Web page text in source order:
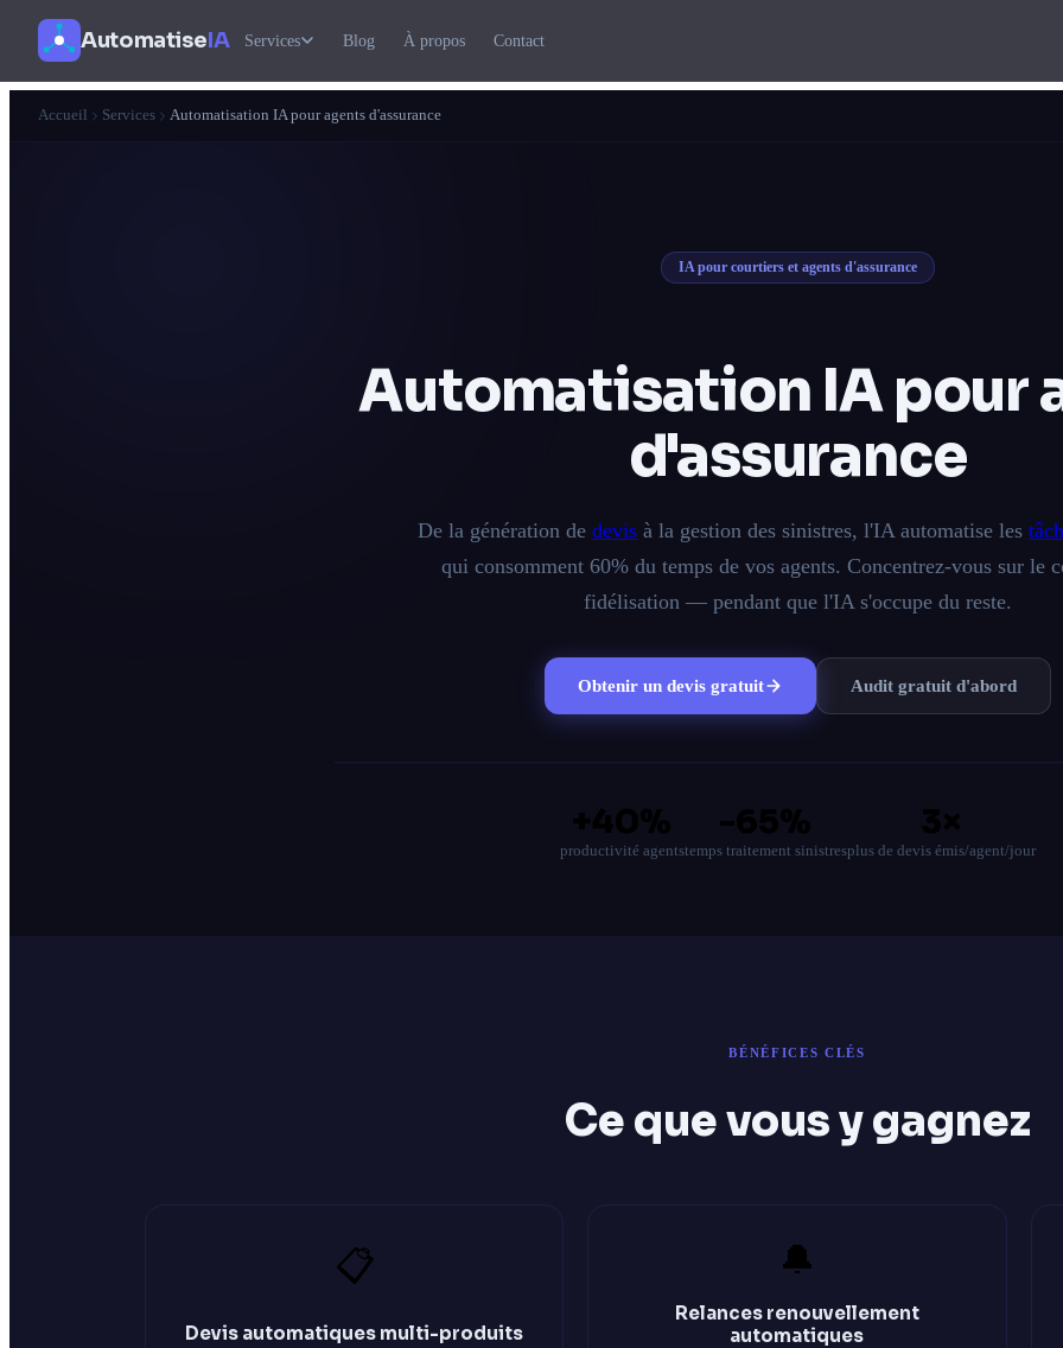
AutomatiseIA Services Blog À propos Contact
Accueil Services Automatisation IA pour agents d'assurance
IA pour courtiers et agents d'assurance
Automatisation IA pour
d'assurance
De la génération de devis à la gestion des sinistres, l'IA automatise les
qui consomment 60% du temps de vos agents. Concentrez-vous sur le
fidélisation — pendant que l'IA s'occupe du reste.
Obtenir un devis gratuit Audit gratuit d'abord
+40%
productivité agents
-65%
temps traitement sinistres
3×
plus de devis émis/agent/jour
BÉNÉFICES CLÉS
Ce que vous y gagnez
📋
Devis automatiques multi-produits
🔔
Relances renouvellement
automatiques